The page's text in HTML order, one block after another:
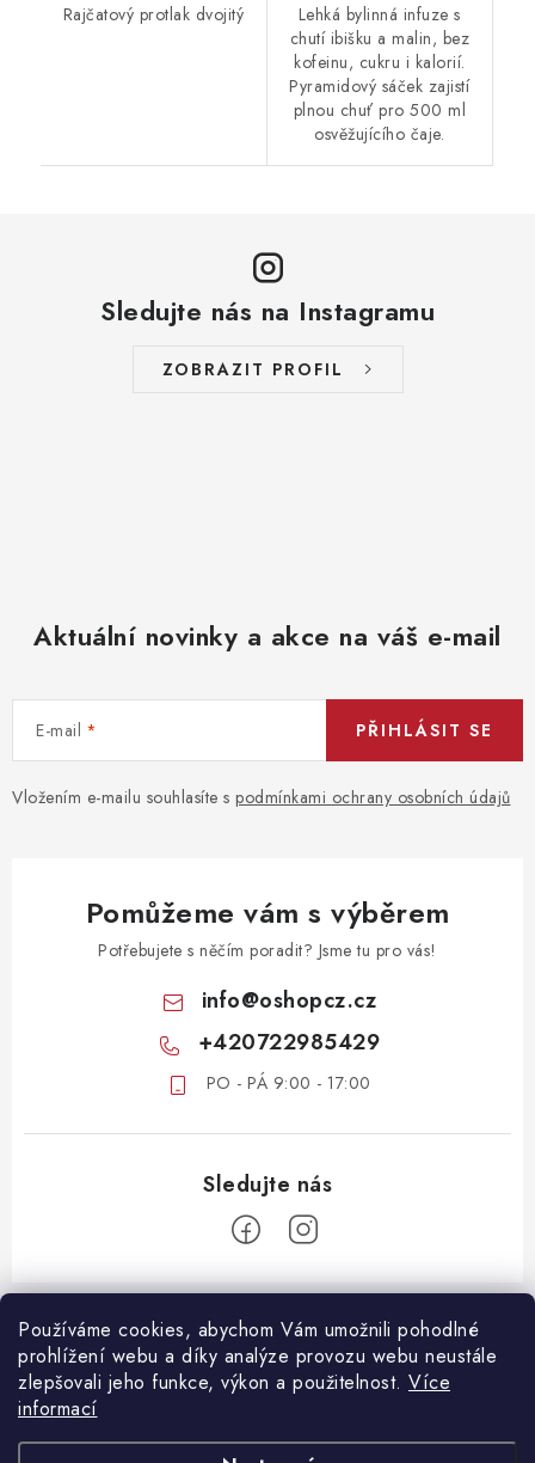
Používáme cookies, abychom Vám umožnili pohodlné
prohlížení webu a díky analýze provozu webu neustále
zlepšovali jeho funkce, výkon a použitelnost. Více
informací
Rajčatový protlak dvojitý
Lehká bylinná infuze s
chutí ibišku a malin, bez
kofeinu, cukru i kalorií.
Pyramidový sáček zajistí
plnou chuť pro 500 ml
osvěžujícího čaje.
Sledujte nás na Instagramu
ZOBRAZIT PROFIL
Aktuální novinky a akce na váš e-mail
E-mail
Vložením e-mailu souhlasíte s podmínkami ochrany osobních údajů
PŘIHLÁSIT SE
Pomůžeme vám s výběrem
Potřebujete s něčím poradit? Jsme tu pro vás!
info@oshopcz.cz
+420722985429
PO - PÁ 9:00 - 17:00
Z
ZÁKAZNICKÝ SERVIS
DOPRAVA A PLATBA
VRÁCENÍ ZBOŽÍ
DŮLEŽITÉ DOKUMENTY